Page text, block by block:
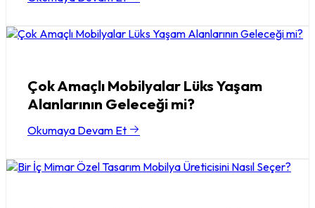
Çok Amaçlı Mobilyalar Lüks Yaşam
Alanlarının Geleceği mi?
Okumaya Devam Et